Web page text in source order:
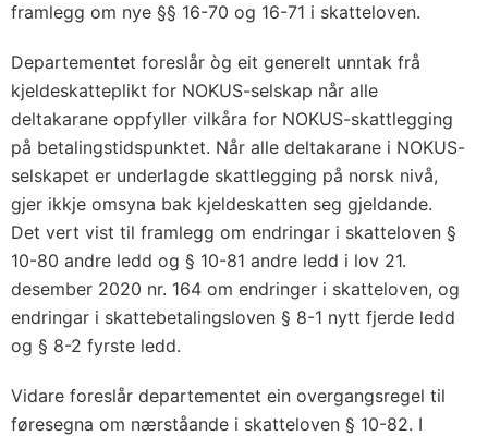
framlegg om nye §§ 16-70 og 16-71 i skatteloven.
Departementet foreslår òg eit generelt unntak frå
kjeldeskatteplikt for NOKUS-selskap når alle
deltakarane oppfyller vilkåra for NOKUS-skattlegging
på betalingstidspunktet. Når alle deltakarane i NOKUS-
selskapet er underlagde skattlegging på norsk nivå,
gjer ikkje omsyna bak kjeldeskatten seg gjeldande.
Det vert vist til framlegg om endringar i skatteloven §
10-80 andre ledd og § 10-81 andre ledd i lov 21.
desember 2020 nr. 164 om endringer i skatteloven, og
endringar i skattebetalingsloven § 8-1 nytt fjerde ledd
og § 8-2 fyrste ledd.
Vidare foreslår departementet ein overgangsregel til
føresegna om nærståande i skatteloven § 10-82. I